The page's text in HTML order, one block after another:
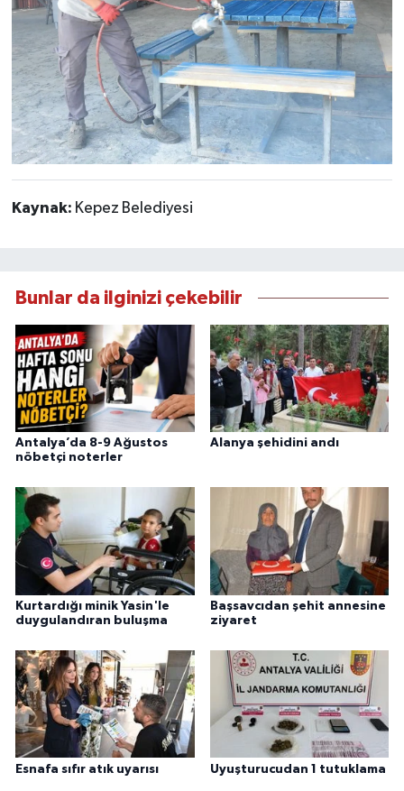
Kaynak: Kepez Belediyesi
Bunlar da ilginizi çekebilir
Antalya’da 8-9 Ağustos
nöbetçi noterler
Alanya şehidini andı
Kurtardığı minik Yasin'le
duygulandıran buluşma
Başsavcıdan şehit annesine
ziyaret
Esnafa sıfır atık uyarısı Uyuşturucudan 1 tutuklama